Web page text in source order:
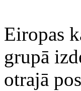
Eiropas
grupā
otrajā